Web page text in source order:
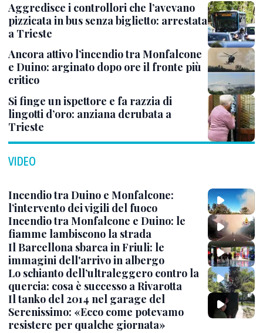
Aggredisce i controllori che l’avevano
pizzicata in bus senza biglietto: arrestata
a Trieste
Ancora attivo l’incendio tra Monfalcone
e Duino: arginato dopo ore il fronte più
critico
Si finge un ispettore e fa razzia di
lingotti d’oro: anziana derubata a
Trieste
VIDEO
Incendio tra Duino e Monfalcone:
l’intervento dei vigili del fuoco
Incendio tra Monfalcone e Duino: le
fiamme lambiscono la strada
Il Barcellona sbarca in Friuli: le
immagini dell'arrivo in albergo
Lo schianto dell’ultraleggero contro la
quercia: cosa è successo a Rivarotta
Il tanko del 2014 nel garage del
Serenissimo: «Ecco come potevamo
resistere per qualche giornata»